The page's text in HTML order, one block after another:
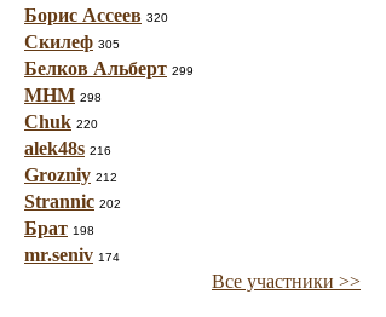
Борис Ассеев 320
Скилеф 305
Белков Альберт 299
МНМ 298
Chuk 220
alek48s 216
Grozniy 212
Strannic 202
Брат 198
mr.seniv 174
Все участники >>